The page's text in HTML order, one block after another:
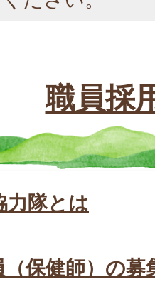
職員採
力隊とは
保健師）の